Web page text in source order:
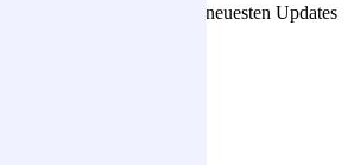
Erhalten Sie die neuesten Updates